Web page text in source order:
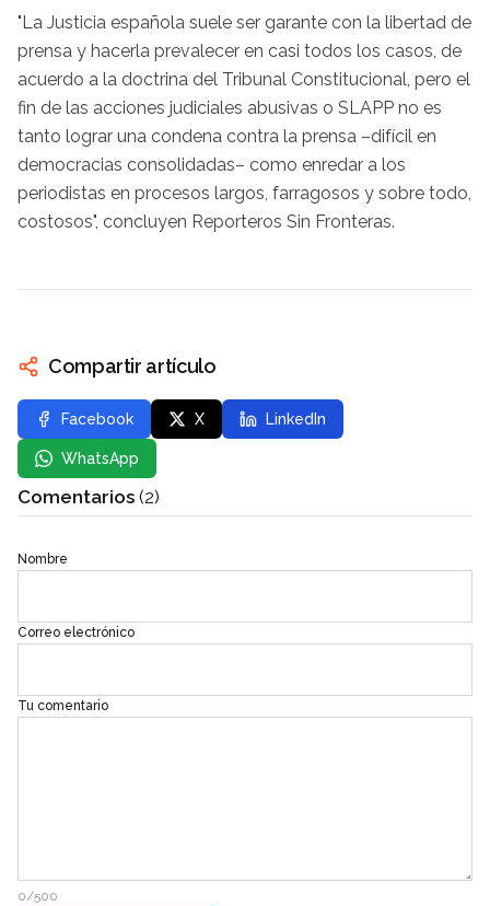
"La Justicia española suele ser garante con la libertad de
prensa y hacerla prevalecer en casi todos los casos, de
acuerdo a la doctrina del Tribunal Constitucional, pero el
fin de las acciones judiciales abusivas o SLAPP no es
tanto lograr una condena contra la prensa –difícil en
democracias consolidadas– como enredar a los
periodistas en procesos largos, farragosos y sobre todo,
costosos", concluyen Reporteros Sin Fronteras.
Compartir artículo
Facebook X LinkedIn
WhatsApp
Comentarios (2)
Nombre
Correo electrónico
Tu comentario
0/500